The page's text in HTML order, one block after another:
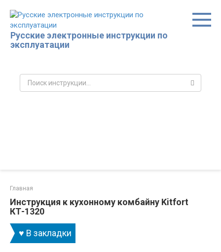
контенту
Русские электронные инструкции по
эксплуатации
Поиск:
Главная
Инструкция к кухонному комбайну Kitfort
КТ-1320
♥ В закладки